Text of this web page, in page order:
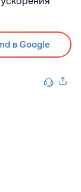
в Google